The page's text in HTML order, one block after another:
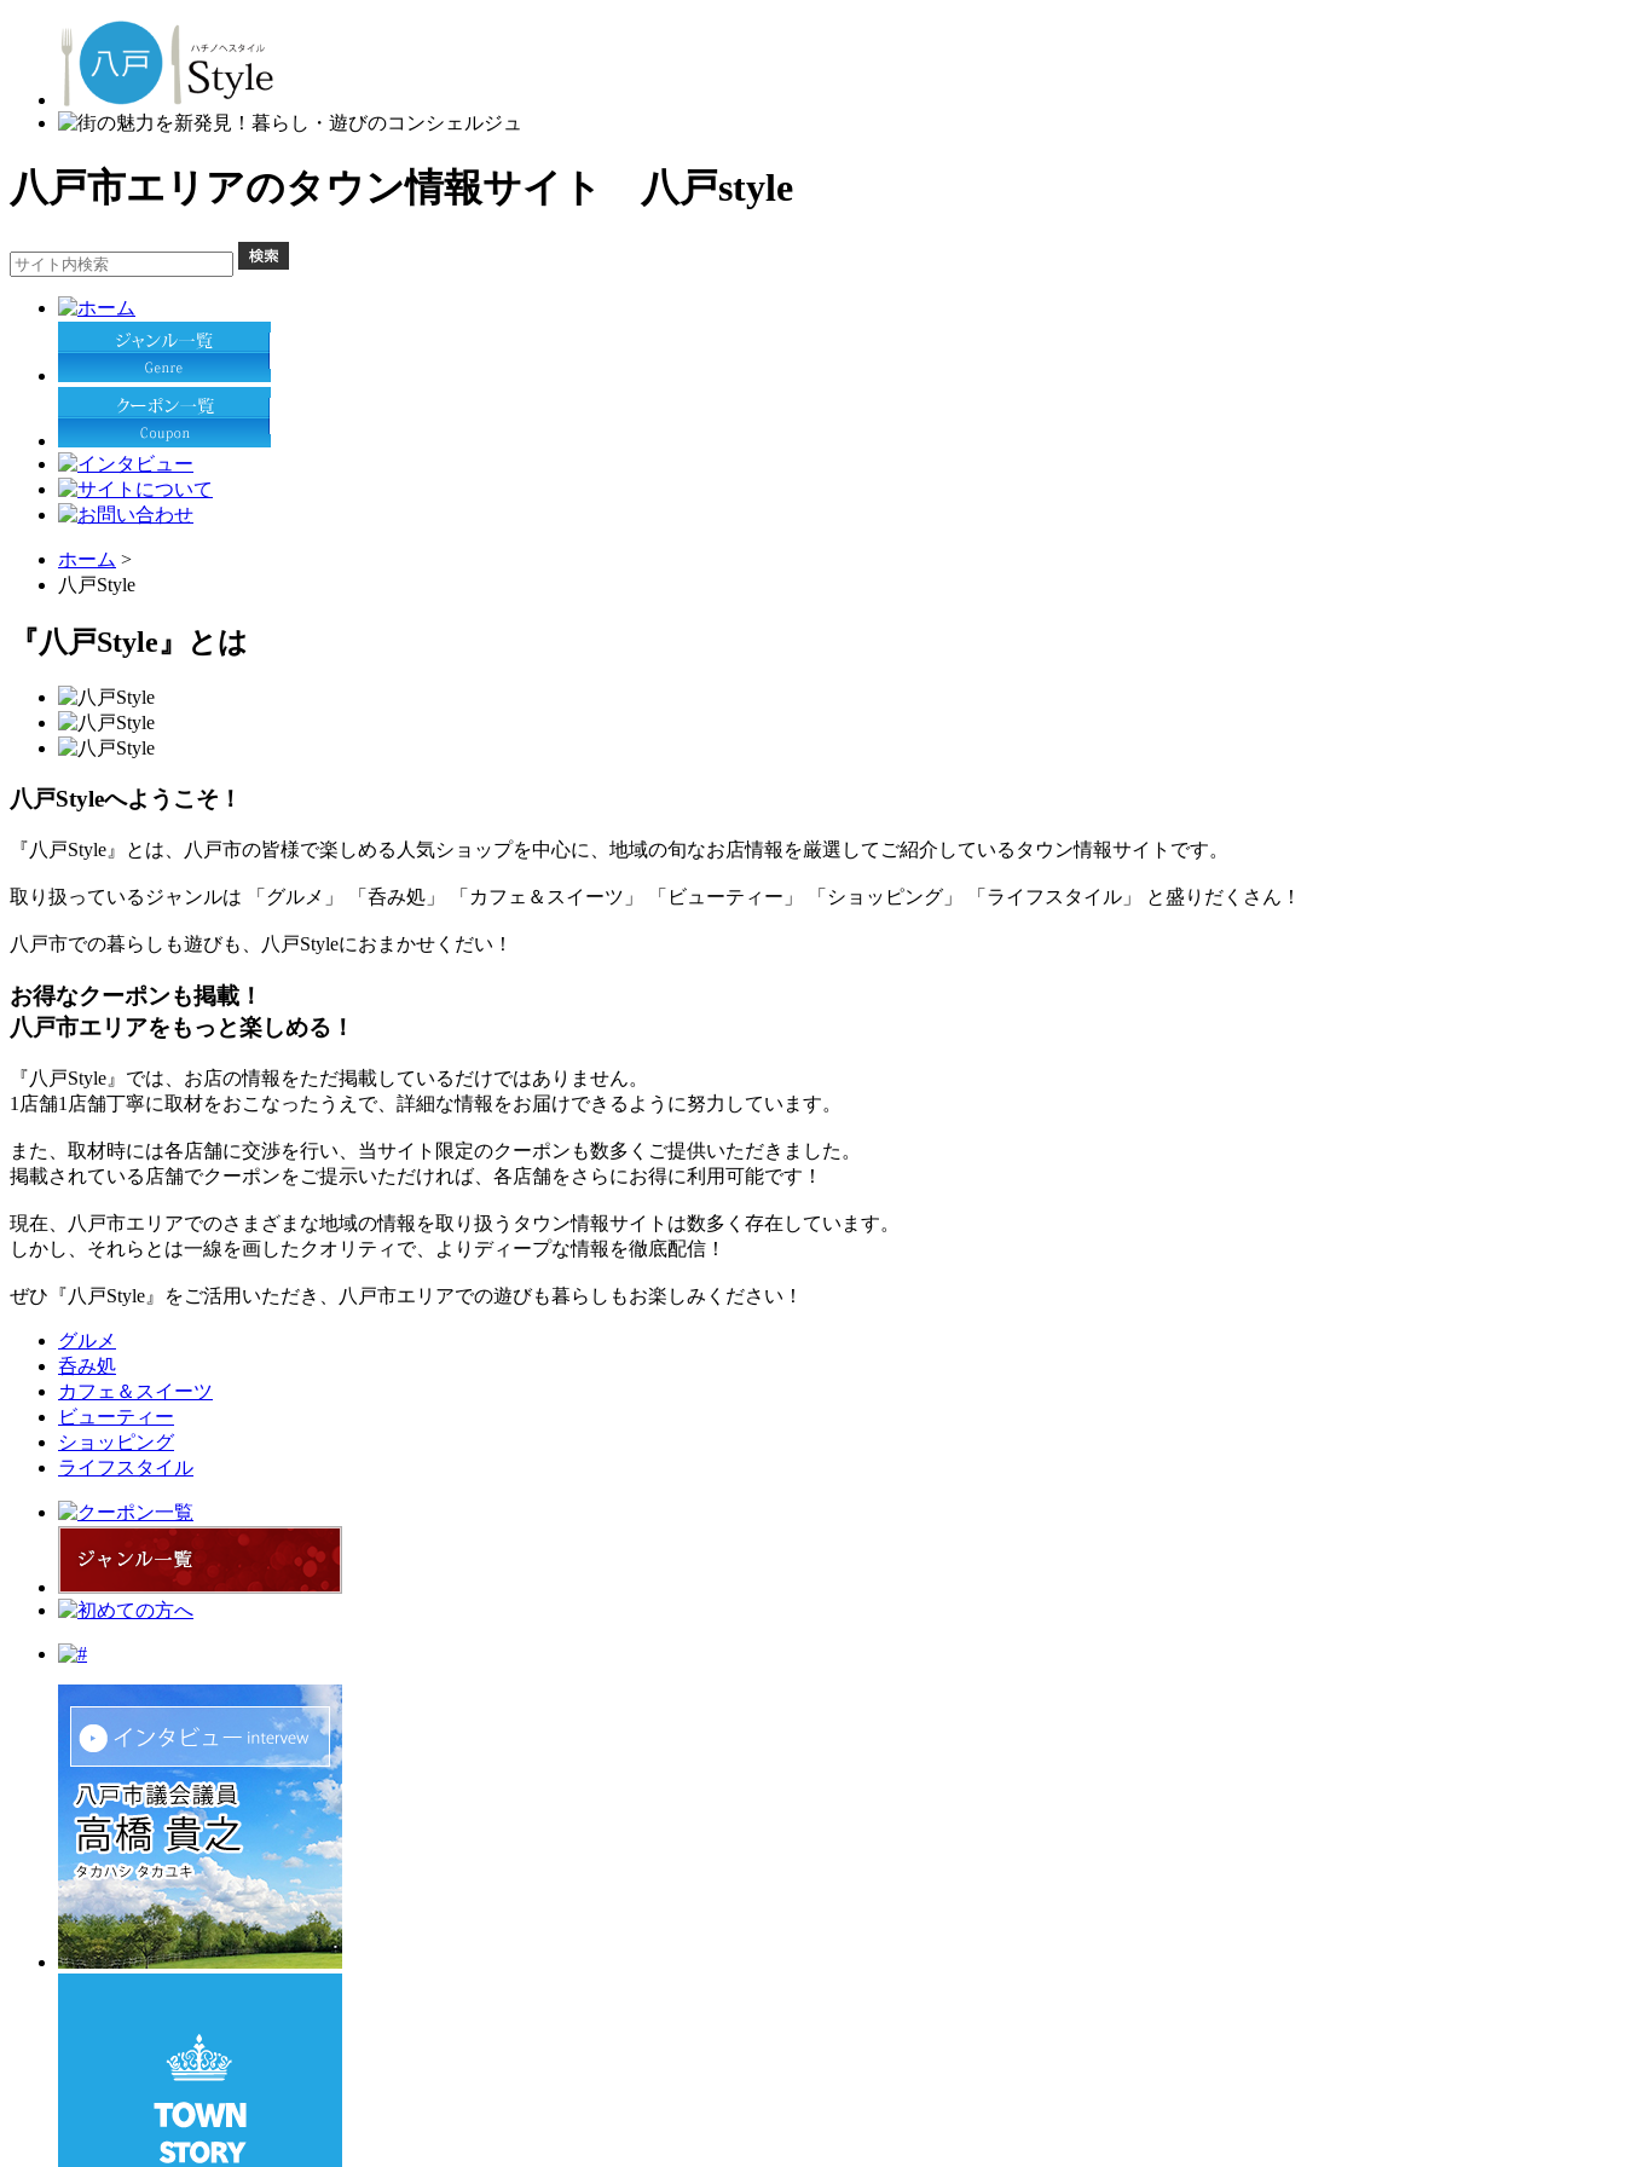
八戸市エリアのタウン情報サイト 八戸style
ホーム >
八戸Style
『八戸Style』とは
八戸Styleへようこそ！
『八戸Style』とは、八戸市の皆様で楽しめる人気ショップを中心に、地域の旬なお店情報を厳選してご紹介しているタウン情報サイトです。
取り扱っているジャンルは 「グルメ」 「呑み処」 「カフェ＆スイーツ」 「ビューティー」 「ショッピング」 「ライフスタイル」 と盛りだくさん！
八戸市での暮らしも遊びも、八戸Styleにおまかせくだい！
お得なクーポンも掲載！
八戸市エリアをもっと楽しめる！
『八戸Style』では、お店の情報をただ掲載しているだけではありません。
1店舗1店舗丁寧に取材をおこなったうえで、詳細な情報をお届けできるように努力しています。
また、取材時には各店舗に交渉を行い、当サイト限定のクーポンも数多くご提供いただきました。
掲載されている店舗でクーポンをご提示いただければ、各店舗をさらにお得に利用可能です！
現在、八戸市エリアでのさまざまな地域の情報を取り扱うタウン情報サイトは数多く存在しています。
しかし、それらとは一線を画したクオリティで、よりディープな情報を徹底配信！
ぜひ『八戸Style』をご活用いただき、八戸市エリアでの遊びも暮らしもお楽しみください！
グルメ
呑み処
カフェ＆スイーツ
ビューティー
ショッピング
ライフスタイル